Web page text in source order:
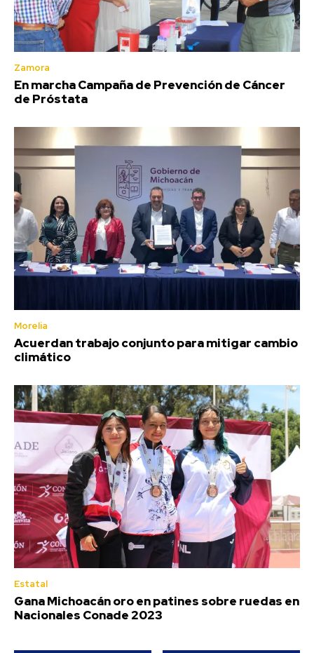
Zamora
En marcha Campaña de Prevención de Cáncer
de Próstata
Morelia
Acuerdan trabajo conjunto para mitigar cambio
climático
Estatal
Gana Michoacán oro en patines sobre ruedas en
Nacionales Conade 2023